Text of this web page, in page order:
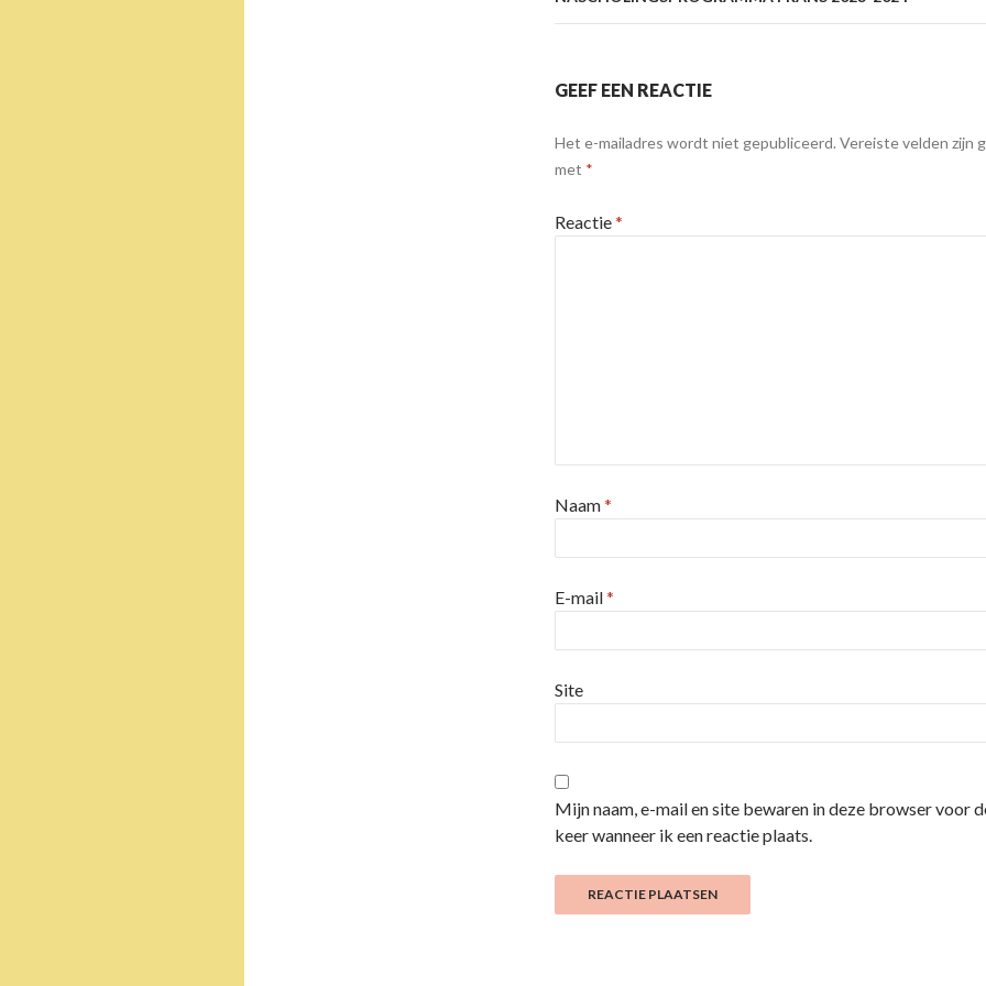
GEEF EEN REACTIE
Het e-mailadres wordt niet gepubliceerd. Vereiste velden zijn
met *
Reactie*
Naam*
E-mail*
Site
Mijn naam, e-mail en site bewaren in deze browser voor
keer wanneer ik een reactie plaats.